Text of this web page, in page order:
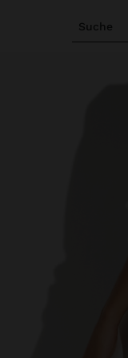
Suche